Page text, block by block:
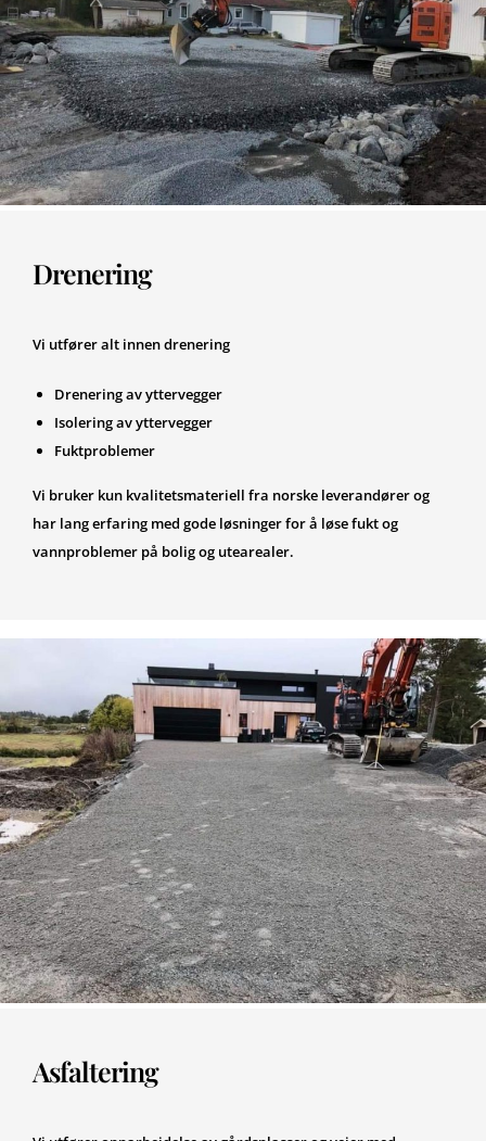
Drenering
Vi utfører alt innen drenering
Drenering av yttervegger
Isolering av yttervegger
Fuktproblemer
Vi bruker kun kvalitetsmateriell fra norske leverandører og
har lang erfaring med gode løsninger for å løse fukt og
vannproblemer på bolig og utearealer.
Asfaltering